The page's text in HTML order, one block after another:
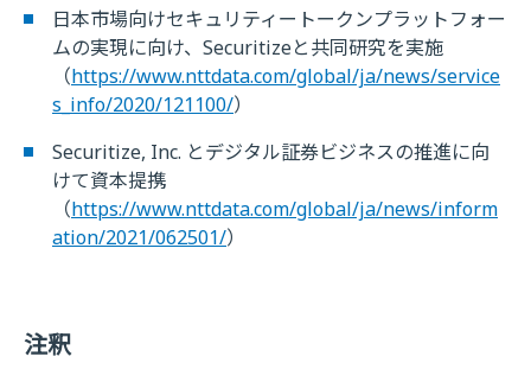
日本市場向けセキュリティートークンプラットフォー
ムの実現に向け、Securitizeと共同研究を実施
（https://www.nttdata.com/global/ja/news/service
s_info/2020/121100/）
Securitize, Inc. とデジタル証券ビジネスの推進に向
けて資本提携
（https://www.nttdata.com/global/ja/news/inform
ation/2021/062501/）
注釈